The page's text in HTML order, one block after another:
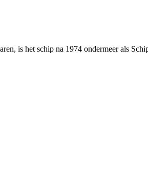
is het schip na 1974 ondermeer als